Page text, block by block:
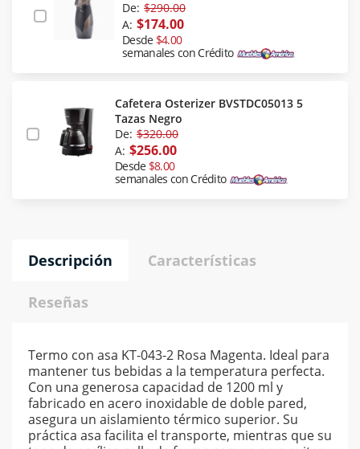
De: $290.00
A: $174.00
Desde $4.00
semanales con Crédito
Cafetera Osterizer BVSTDC05013 5
Tazas Negro
De: $320.00
A: $256.00
Desde $8.00
semanales con Crédito
Descripción Características
Reseñas
Termo con asa KT-043-2 Rosa Magenta. Ideal para
mantener tus bebidas a la temperatura perfecta.
Con una generosa capacidad de 1200 ml y
fabricado en acero inoxidable de doble pared,
asegura un aislamiento térmico superior. Su
práctica asa facilita el transporte, mientras que su